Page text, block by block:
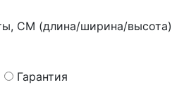
СМ (длина/ширина/высота)
Гарантия